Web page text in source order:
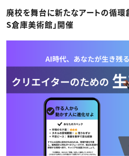
編集・ライティング
マーケティング
ディレクション
業界解説・キャリア事情
お役立ち基礎知識
Webクリエイター
アプリクリエイター
ゲームクリエイター
映像クリエイター
マーケッター
C＆R Magazine
セミナー
映像
広告
出版
CREATIVE VILLAGEからのお知
プロフェッショナル×つな
廃校を舞台に新たなアートの循
S倉庫美術館」開催